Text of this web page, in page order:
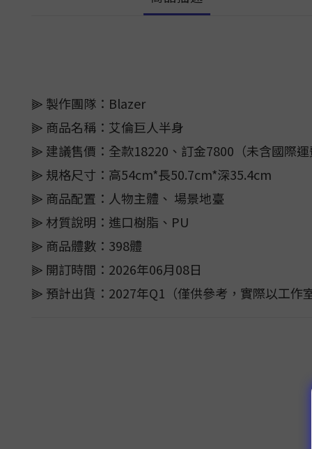
⫸ 製作團隊：Blazer
⫸ 商品名稱：艾倫巨人半身
⫸ 建議售價：全款18220、訂金7800（未含國際
⫸ 規格尺寸：高54cm*長50.7cm*深35.4cm
⫸ 商品配置：人物主體、 場景地臺
⫸ 材質說明：進口樹脂、PU
⫸ 商品體數：398體
⫸ 開訂時間：2026年06月08日
⫸ 預計出貨：2027年Q1（僅供參考，實際以工作